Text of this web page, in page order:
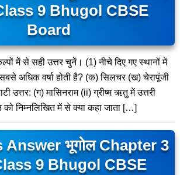
9 Bhugol CBSE
Board
में से सही उत्तर चुनें। (1) नीचे दिए गए स्थानों में
अधिक वर्षा होती है? (क) सिलचर (ख) चेरापूंजी
उत्तर: (ग) मासिनराम (ii) ग्रीष्म ऋतु में उत्तरी
को निम्नलिखित में से क्या कहा जाता […]
भूगोल Chapter 3
9 Bhugol CBSE